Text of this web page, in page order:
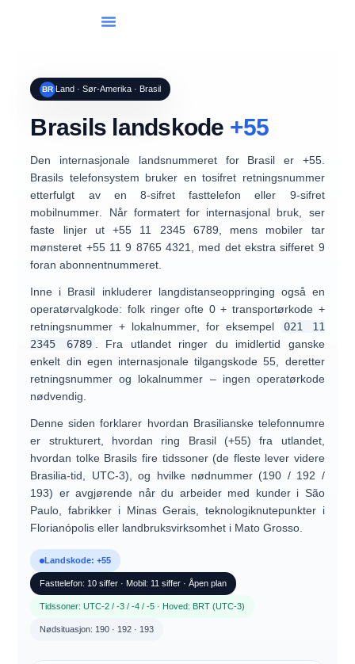
BR Land · Sør-Amerika · Brasil
Brasils landskode +55
Den internasjonale landsnummeret for Brasil er +55.
Brasils telefonsystem bruker entosifret retningsnummer
etterfulgt av en 8-sifret fasttelefon eller 9-sifret
mobilnummer . Når formatert for internasjonal bruk, ser
faste linjer ut+55 11 2345 6789 , mens mobiler tar
mønsteret +55 11 9 8765 4321 , med det ekstra sifferet 9
foran abonnentnummeret.
Inne i Brasil inkluderer langdistanseoppringing også en
operatørvalgkode: folk ringer ofte 0 + transportørkode +
retningsnummer + lokalnummer , for eksempel
021 11
2345 6789
. Fra utlandet ringer du imidlertid ganske
enkelt din egen internasjonale tilgangskode55 , deretter
retningsnummer og lokalnummer – ingen operatørkode
nødvendig.
Denne siden forklarer hvordan Brasilianske telefonnumre
er strukturert, hvordan ring Brasil (+55) fra utlandet,
hvordan tolke Brasils fire tidssoner(de fleste lever videre
Brasilia-tid, UTC-3), og hvilke nødnummer (190 / 192 /
193) er avgjørende når du arbeider med kunder i São
Paulo, fabrikker i Minas Gerais, teknologiknutepunkter i
Florianópolis eller landbruksvirksomhet i Mato Grosso.
Landskode: +55
Fasttelefon: 10 siffer · Mobil: 11 siffer · Åpen plan
Tidssoner: UTC-2 / -3 / -4 / -5 · Hoved: BRT (UTC-3)
Nødsituasjon: 190 · 192 · 193